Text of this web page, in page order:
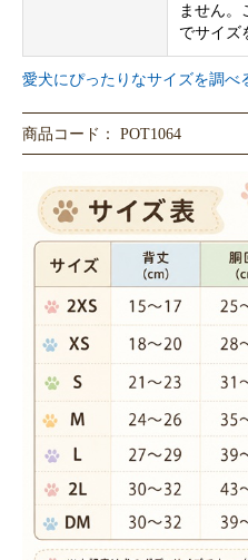
ません。
でサイズ
愛犬にぴったりなサイズを調べ
商品コード： POT1064